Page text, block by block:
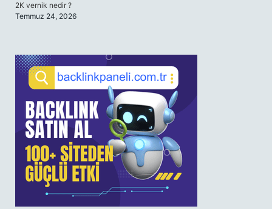
2K vernik nedir ?
Temmuz 24, 2026